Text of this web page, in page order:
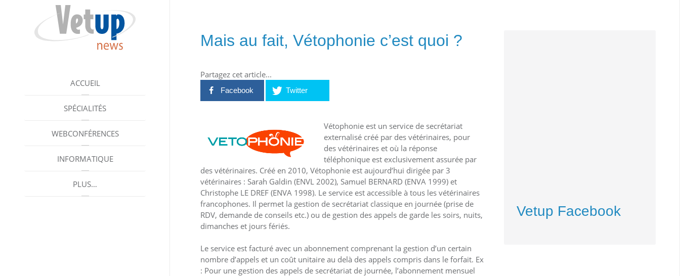
ACCUEIL
SPÉCIALITÉS
WEBCONFÉRENCES
INFORMATIQUE
PLUS…
Mais au fait, Vétophonie c’est quoi ?
Partagez cet article...
Facebook Twitter
Vétophonie est un service de secrétariat
externalisé créé par des vétérinaires, pour
des vétérinaires et où la réponse
téléphonique est exclusivement assurée par
des vétérinaires. Créé en 2010, Vétophonie est aujourd’hui dirigée par 3
vétérinaires : Sarah Galdin (ENVL 2002), Samuel BERNARD (ENVA 1999) et
Christophe LE DREF (ENVA 1998). Le service est accessible à tous les vétérinaires
francophones. Il permet la gestion de secrétariat classique en journée (prise de
RDV, demande de conseils etc.) ou de gestion des appels de garde les soirs, nuits,
dimanches et jours fériés.
Le service est facturé avec un abonnement comprenant la gestion d’un certain
nombre d’appels et un coût unitaire au delà des appels compris dans le forfait. Ex
: Pour une gestion des appels de secrétariat de journée, l’abonnement mensuel
Vetup Facebook